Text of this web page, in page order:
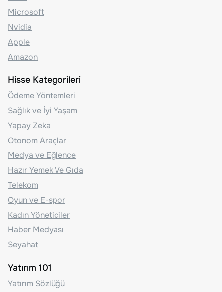
Microsoft
Nvidia
Apple
Amazon
Hisse Kategorileri
Ödeme Yöntemleri
Sağlık ve İyi Yaşam
Yapay Zeka
Otonom Araçlar
Medya ve Eğlence
Hazır Yemek Ve Gıda
Telekom
Oyun ve E-spor
Kadın Yöneticiler
Haber Medyası
Seyahat
Yatırım 101
Yatırım Sözlüğü